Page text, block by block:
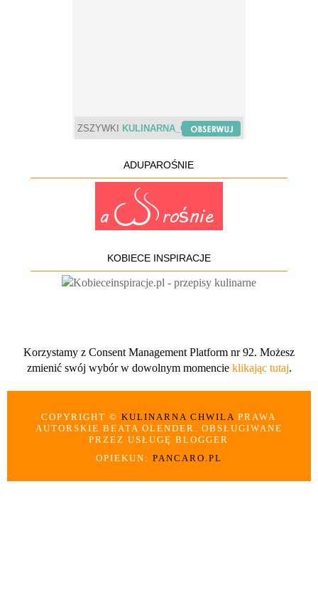
ZSZYWKI KULINARNA_CHWILA
ADUPAROŚNIE
KOBIECE INSPIRACJE
Korzystamy z Consent Management Platform nr 92. Możesz
zmienić swój wybór w dowolnym momencie klikając tutaj.
COPYRIGHT ©KULINARNA CHWILAPRAWA
AUTORSKIE BEATA OLENDER. OBSŁUGIWANE
PRZEZ USŁUGĘ BLOGGER
OPIEKUN: PANCARO.PL